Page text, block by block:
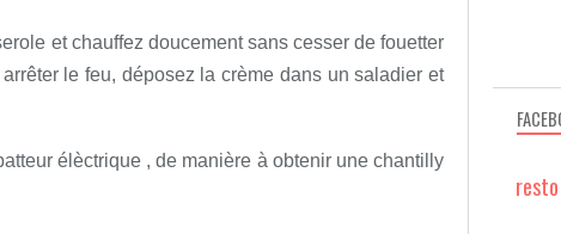
et chauffez doucement sans cesser de fouetter
le feu, déposez la crème dans un saladier et
élèctrique , de manière à obtenir une chantilly